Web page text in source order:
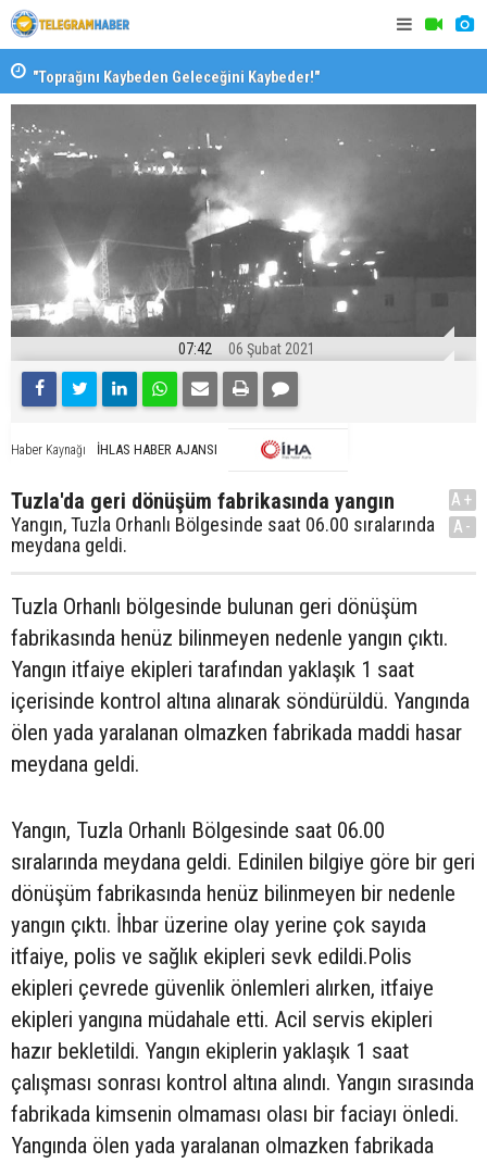
"Toprağını Kaybeden Geleceğini Kaybeder!"
07:42 06 Şubat 2021
Haber Kaynağı İHLAS HABER AJANSI
Tuzla'da geri dönüşüm fabrikasında yangın
Yangın, Tuzla Orhanlı Bölgesinde saat 06.00 sıralarında
meydana geldi.
A+
A-
Tuzla Orhanlı bölgesinde bulunan geri dönüşüm
fabrikasında henüz bilinmeyen nedenle yangın çıktı.
Yangın itfaiye ekipleri tarafından yaklaşık 1 saat
içerisinde kontrol altına alınarak söndürüldü. Yangında
ölen yada yaralanan olmazken fabrikada maddi hasar
meydana geldi.
Yangın, Tuzla Orhanlı Bölgesinde saat 06.00
sıralarında meydana geldi. Edinilen bilgiye göre bir geri
dönüşüm fabrikasında henüz bilinmeyen bir nedenle
yangın çıktı. İhbar üzerine olay yerine çok sayıda
itfaiye, polis ve sağlık ekipleri sevk edildi.Polis
ekipleri çevrede güvenlik önlemleri alırken, itfaiye
ekipleri yangına müdahale etti. Acil servis ekipleri
hazır bekletildi. Yangın ekiplerin yaklaşık 1 saat
çalışması sonrası kontrol altına alındı. Yangın sırasında
fabrikada kimsenin olmaması olası bir faciayı önledi.
Yangında ölen yada yaralanan olmazken fabrikada